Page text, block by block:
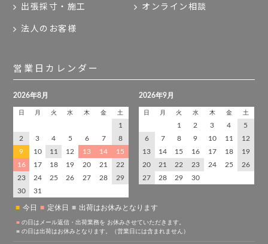
出張採寸・施工 オンライン相談
法人のお客様
営業日カレンダー